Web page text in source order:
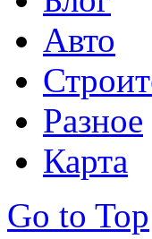
Авто
Разное
Карта
Go to Top